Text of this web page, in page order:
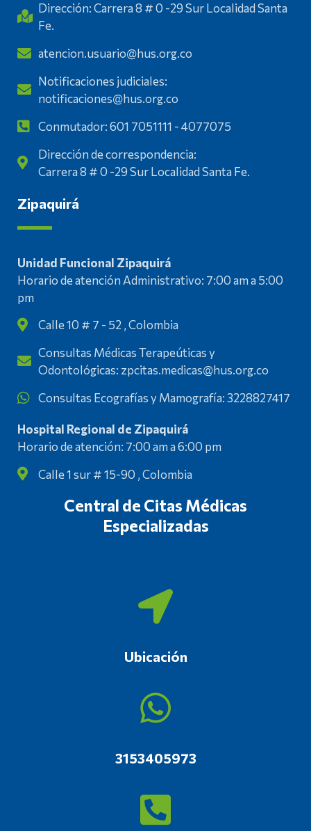
Dirección: Carrera 8 # 0 -29 Sur Localidad Santa
Fe.
atencion.usuario@hus.org.co
Notificaciones judiciales:
notificaciones@hus.org.co
Conmutador: 601 7051111 - 4077075
Dirección de correspondencia:
Carrera 8 # 0 -29 Sur Localidad Santa Fe.
Zipaquirá
Unidad Funcional Zipaquirá
Horario de atención Administrativo: 7:00 am a 5:00
pm
Calle 10 # 7 - 52 , Colombia
Consultas Médicas Terapeúticas y
Odontológicas: zpcitas.medicas@hus.org.co
Consultas Ecografías y Mamografía: 3228827417
Hospital Regional de Zipaquirá
Horario de atención: 7:00 am a 6:00 pm
Calle 1 sur # 15-90 , Colombia
Central de Citas Médicas
Especializadas
Ubicación
3153405973